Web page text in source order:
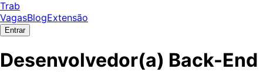
Trab
VagasBlogExtensão
Entrar
Desenvolvedor(a) Back-End